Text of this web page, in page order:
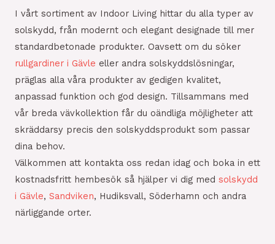
I vårt sortiment av Indoor Living hittar du alla typer av
solskydd, från modernt och elegant designade till mer
standardbetonade produkter. Oavsett om du söker
rullgardiner i Gävle eller andra solskyddslösningar,
präglas alla våra produkter av gedigen kvalitet,
anpassad funktion och god design. Tillsammans med
vår breda vävkollektion får du oändliga möjligheter att
skräddarsy precis den solskyddsprodukt som passar
dina behov.
Välkommen att kontakta oss redan idag och boka in ett
kostnadsfritt hembesök så hjälper vi dig med solskydd
i Gävle, Sandviken, Hudiksvall, Söderhamn och andra
närliggande orter.